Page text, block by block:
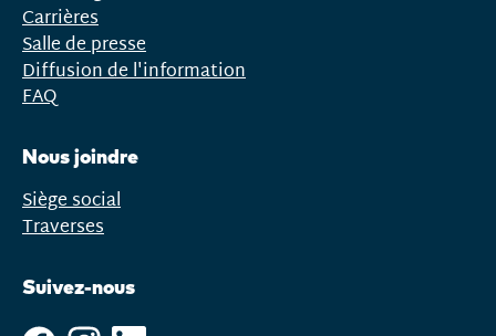
Carrières
Salle de presse
Diffusion de l'information
FAQ
Nous joindre
Siège social
Traverses
Suivez-nous